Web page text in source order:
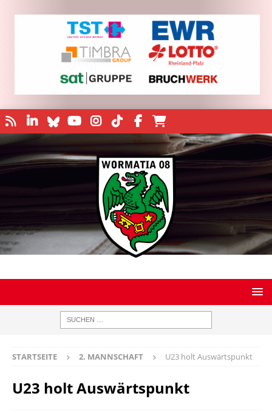
STARTSEITE 2. MANNSCHAFT U23 holt Auswärtspunkt
U23 holt Auswärtspunkt